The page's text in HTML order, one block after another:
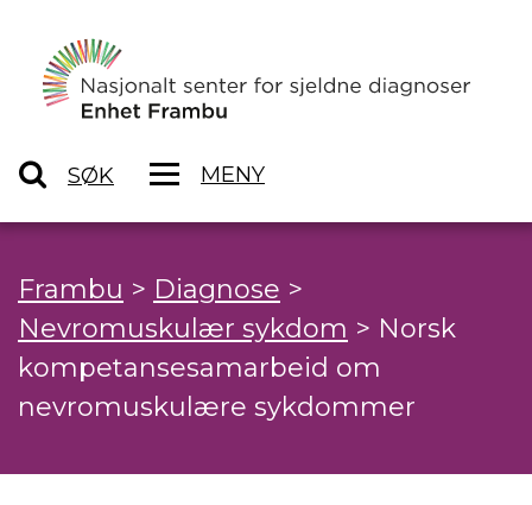
SØK MENY
Frambu > Diagnose >
Nevromuskulær sykdom > Norsk
kompetansesamarbeid om
nevromuskulære sykdommer